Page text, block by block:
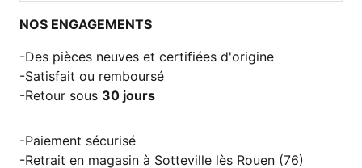
NOS ENGAGEMENTS
Des pièces neuves et certifiées d'origine
Satisfait ou remboursé
Retour sous 30 jours
Paiement sécurisé
Retrait en magasin à Sotteville lès Rouen (76)